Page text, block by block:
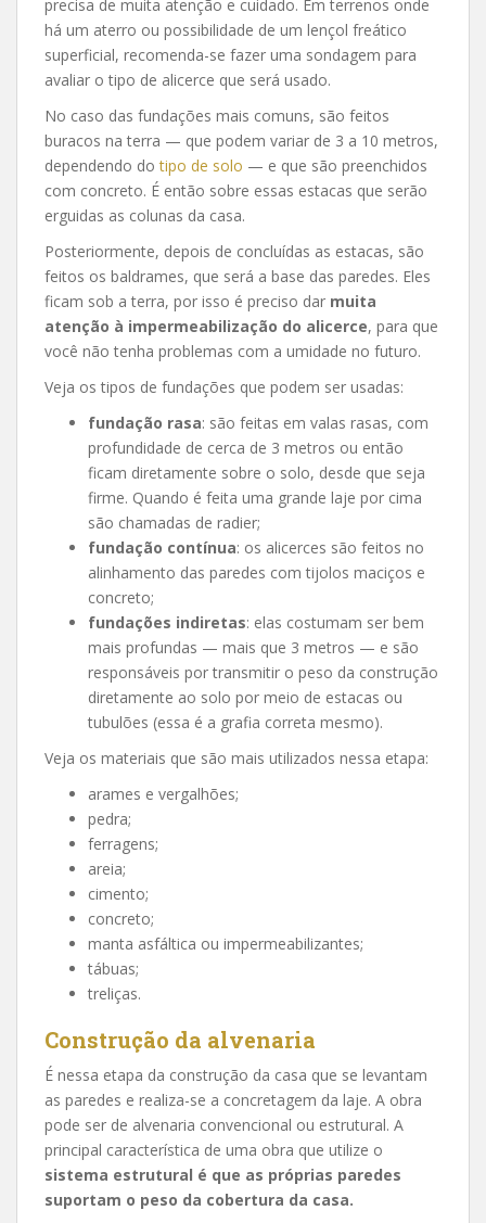
precisa de muita atenção e cuidado. Em terrenos onde
há um aterro ou possibilidade de um lençol freático
superficial, recomenda-se fazer uma sondagem para
avaliar o tipo de alicerce que será usado.
No caso das fundações mais comuns, são feitos
buracos na terra — que podem variar de 3 a 10 metros,
dependendo dotipo de solo — e que são preenchidos
com concreto. É então sobre essas estacas que serão
erguidas as colunas da casa.
Posteriormente, depois de concluídas as estacas, são
feitos os baldrames, que será a base das paredes. Eles
ficam sob a terra, por isso é preciso dar muita
atenção à impermeabilização do alicerce, para que
você não tenha problemas com a umidade no futuro.
Veja os tipos de fundações que podem ser usadas:
fundação rasa: são feitas em valas rasas, com
profundidade de cerca de 3 metros ou então
ficam diretamente sobre o solo, desde que seja
firme. Quando é feita uma grande laje por cima
são chamadas de radier;
fundação contínua: os alicerces são feitos no
alinhamento das paredes com tijolos maciços e
concreto;
fundações indiretas: elas costumam ser bem
mais profundas — mais que 3 metros — e são
responsáveis por transmitir o peso da construção
diretamente ao solo por meio de estacas ou
tubulões (essa é a grafia correta mesmo).
Veja os materiais que são mais utilizados nessa etapa:
arames e vergalhões;
pedra;
ferragens;
areia;
cimento;
concreto;
manta asfáltica ou impermeabilizantes;
tábuas;
treliças.
Construção da alvenaria
É nessa etapa da construção da casa que se levantam
as paredes e realiza-se a concretagem da laje. A obra
pode ser de alvenaria convencional ou estrutural. A
principal característica de uma obra que utilize o
sistema estrutural é que as próprias paredes
suportam o peso da cobertura da casa.